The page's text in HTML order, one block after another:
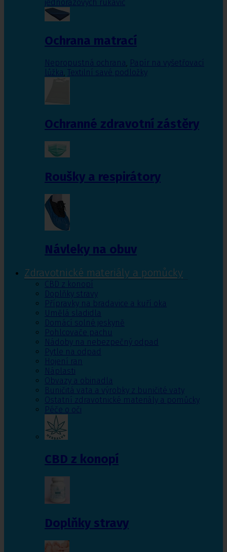
jednorázových rukavic
Ochrana matrací
Nepropustná ochrana, Papír na vyšetřovací
lůžka, Textilní savé podložky
Ochranné zdravotní zástěry
Roušky a respirátory
Návleky na obuv
Zdravotnické materiály a pomůcky
CBD z konopí
Doplňky stravy
Přípravky na bradavice a kuří oka
Umělá sladidla
Domácí solné jeskyně
Pohlcovače pachu
Nádoby na nebezpečný odpad
Pytle na odpad
Hojení ran
Náplasti
Obvazy a obinadla
Buničitá vata a výrobky z buničité vaty
Ostatní zdravotnické materiály a pomůcky
Péče o oči
CBD z konopí
Doplňky stravy